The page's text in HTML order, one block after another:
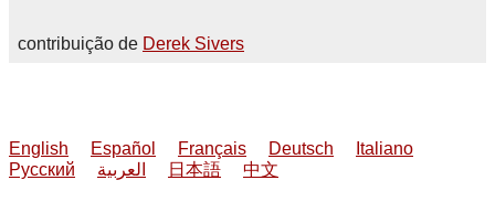
contribuição de Derek Sivers
English Español Français Deutsch
Italiano
Русский
العربية 日本語 中文